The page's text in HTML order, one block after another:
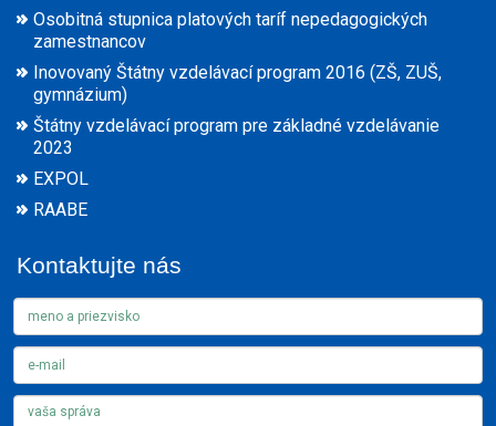
Osobitná stupnica platových taríf nepedagogických
zamestnancov
Inovovaný Štátny vzdelávací program 2016 (ZŠ, ZUŠ,
gymnázium)
Štátny vzdelávací program pre základné vzdelávanie
2023
EXPOL
RAABE
Kontaktujte nás